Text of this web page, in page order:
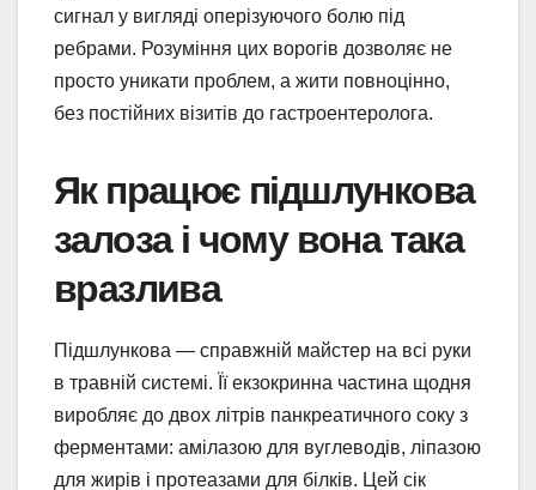
сигнал у вигляді оперізуючого болю під
ребрами. Розуміння цих ворогів дозволяє не
просто уникати проблем, а жити повноцінно,
без постійних візитів до гастроентеролога.
Як працює підшлункова
залоза і чому вона така
вразлива
Підшлункова — справжній майстер на всі руки
в травній системі. Її екзокринна частина щодня
виробляє до двох літрів панкреатичного соку з
ферментами: амілазою для вуглеводів, ліпазою
для жирів і протеазами для білків. Цей сік